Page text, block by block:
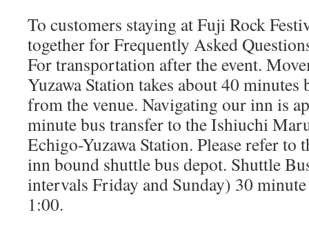
To customers staying at Fuji Rock
together for Frequently Asked
For transportation after the event.
Yuzawa Station takes about 40 minutes
from the venue. Navigating our inn is
minute bus transfer to the Ishiuchi
Echigo-Yuzawa Station. Please refer
inn bound shuttle bus depot. Shuttle
intervals Friday and Sunday) 30
1:00.